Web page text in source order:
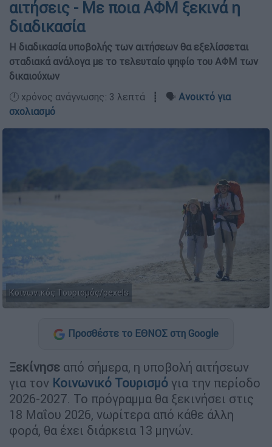
αιτήσεις - Με ποια ΑΦΜ ξεκινά η
διαδικασία
Η διαδικασία υποβολής των αιτήσεων θα εξελίσσεται
σταδιακά ανάλογα με το τελευταίο ψηφίο του ΑΦΜ των
δικαιούχων
🕛 χρόνος ανάγνωσης: 3 λεπτά ┋ 🗣️ Ανοικτό για
σχολιασμό
Κοινωνικός Τουρισμός/pexels
Προσθέστε το ΕΘΝΟΣ στη Google
Ξεκίνησε από σήμερα, η υποβολή αιτήσεων
για τον Κοινωνικό Τουρισμό για την περίοδο
2026-2027. Το πρόγραμμα θα ξεκινήσει στις
18 Μαΐου 2026, νωρίτερα από κάθε άλλη
φορά, θα έχει διάρκεια 13 μηνών.